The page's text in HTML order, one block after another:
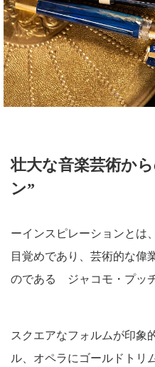
壮大な音楽芸術か
ン”
ーインスピレーションとは
目覚めであり、芸術的な偉
のである ジャコモ・プッ
スクエアなフォルムが印象
ル、オペラにゴールドトリ